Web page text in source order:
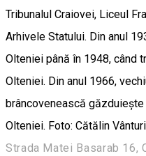
Tribunalul Craiovei, Liceul
Arhivele Statului. Din anul
Olteniei până în 1948, când
Olteniei. Din anul 1966,
brâncovenească
Olteniei. Foto: Cătălin
Strada Matei Basarab 16,